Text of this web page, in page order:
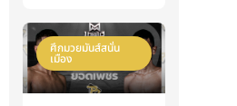
ศึกมวยมันส์สนั่น
เมือง